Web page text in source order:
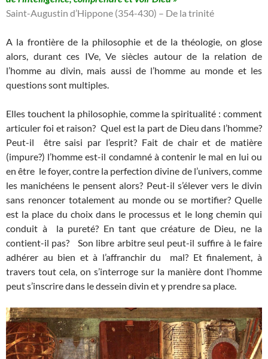
Saint-Augustin d’Hippone (354-430) – De la trinité
A la frontière de la philosophie et de la théologie, on glose
alors, durant ces IVe, Ve siècles autour de la relation de
l’homme au divin, mais aussi de l’homme au monde et les
questions sont multiples.
Elles touchent la philosophie, comme la spiritualité : comment
articuler foi et raison? Quel est la part de Dieu dans l’homme?
Peut-il être saisi par l’esprit? Fait de chair et de matière
(impure?) l’homme est-il condamné à contenir le mal en lui ou
en être le foyer, contre la perfection divine de l’univers, comme
les manichéens le pensent alors? Peut-il s’élever vers le divin
sans renoncer totalement au monde ou se mortifier? Quelle
est la place du choix dans le processus et le long chemin qui
conduit à la pureté? En tant que créature de Dieu, ne la
contient-il pas? Son libre arbitre seul peut-il suffire à le faire
adhérer au bien et à l’affranchir du mal? Et finalement, à
travers tout cela, on s’interroge sur la manière dont l’homme
peut s’inscrire dans le dessein divin et y prendre sa place.